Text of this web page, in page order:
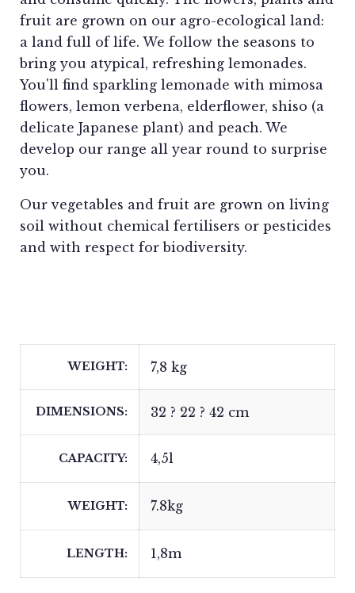
fruit are grown on our agro-ecological land:
a land full of life. We follow the seasons to
bring you atypical, refreshing lemonades.
You'll find sparkling lemonade with mimosa
flowers, lemon verbena, elderflower, shiso (a
delicate Japanese plant) and peach. We
develop our range all year round to surprise
you.
Our vegetables and fruit are grown on living
soil without chemical fertilisers or pesticides
and with respect for biodiversity.
WEIGHT 7,8 kg
DIMENSIONS 32 ? 22 ? 42 cm
CAPACITY 4,5l
WEIGHT 7.8kg
LENGTH 1,8m